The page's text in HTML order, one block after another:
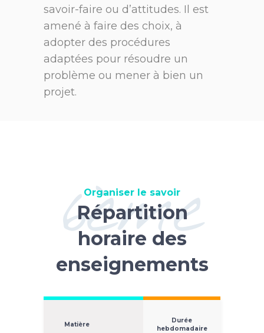
savoir-faire ou d’attitudes. Il est
amené à faire des choix, à
adopter des procédures
adaptées pour résoudre un
problème ou mener à bien un
projet.
6ème
Organiser le savoir
Répartition
horaire des
enseignements
Matière
Durée
hebdomadaire